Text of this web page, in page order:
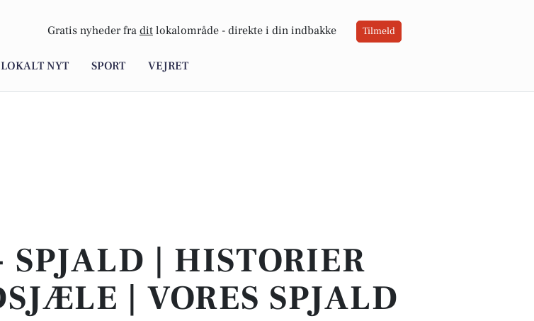
Gratis nyheder fra dit lokalområde - direkte i din indbakke Tilmeld
LOKALT NYT SPORT VEJRET
SPJALD | HISTORIER
| VORES SPJALD